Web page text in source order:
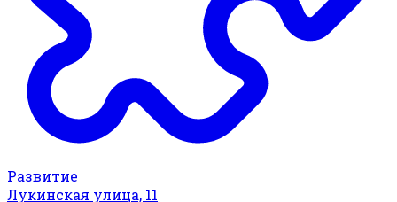
Развитие
Лукинская улица, 11